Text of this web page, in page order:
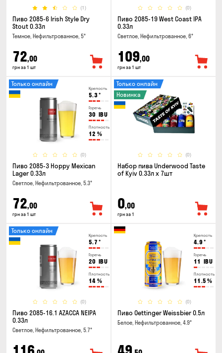
(1)
Пиво 2085-6 Irish Style Dry
Stout 0.33л
Темное, Нефильтрованное, 5°
72,00
грн за 1 шт
(0)
Пиво 2085-19 West Coast IPA
0.33л
Светлое, Нефильтрованное, 6°
109,00
грн за 1 шт
Крепость
5.3°
Горечь
30 IBU
Плотность
12 %
(0)
Только онлайн
Пиво 2085-3 Hoppy Mexican
Lager 0.33л
Светлое, Нефильтрованное, 5.3°
72,00
грн за 1 шт
(0)
Только онлайн
Новинка
Набор пива Underwood Taste
of Kyiv 0.33л x 7шт
0,00
грн за 1
Крепость
5.7 °
Горечь
20 IBU
Плотность
14 %
(0)
Только онлайн
Пиво 2085-16.1 AZACCA NEIPA
0.33л
Светлое, Нефильтрованное, 5.7°
Крепость
4.9 °
Горечь
11 IBU
Плотность
11.5 %
(0)
Пиво Oettinger Weissbier 0.5л
Белое, Нефильтрованное, 4.9°